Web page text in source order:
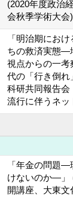
(2020年度政治
会秋季学術大会)
「明治期にお
ちの救済実態―
視点からの一
代の「行き倒れ
科研共同報告会
流行に伴うネッ
「年金の問題
けないのか―」
開講座、大東